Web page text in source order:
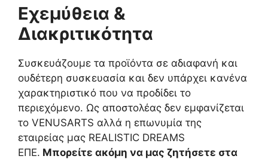
Εχεμύθεια &
Διακριτικότητα
Συσκευάζουμε τα προϊόντα σε αδιαφανή και
ουδέτερη συσκευασία και δεν υπάρχει κανένα
χαρακτηριστικό που να προδίδει το
περιεχόμενο. Ως αποστολέας δεν εμφανίζεται
το VENUSARTS αλλά η επωνυμία της
εταιρείας μας REALISTIC DREAMS
ΕΠΕ. Μπορείτε ακόμη να μας ζητήσετε στα